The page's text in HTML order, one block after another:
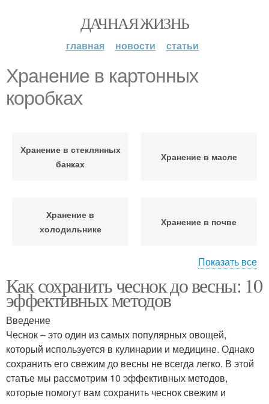
ДАЧНАЯ ЖИЗНЬ
главная новости статьи
Хранение в картонных
коробках
Хранение в стеклянных
банках
Хранение в масле
Хранение в
холодильнике
Хранение в почве
Хранение в вакууме
Показать все
Как сохранить чеснок до весны: 10
эффективных методов
Введение
Чеснок – это один из самых популярных овощей,
который используется в кулинарии и медицине. Однако
сохранить его свежим до весны не всегда легко. В этой
статье мы рассмотрим 10 эффективных методов,
которые помогут вам сохранить чеснок свежим и